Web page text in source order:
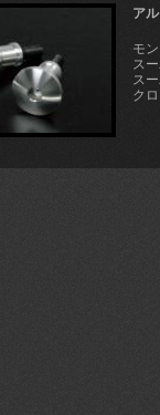
ア
モ
ス
ス
ク